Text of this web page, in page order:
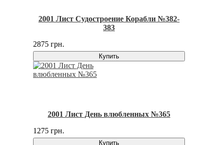
2001 Лист Судостроение Корабли №382-
383
2875 грн.
Купить
2001 Лист День влюбленных №365
1275 грн.
Купить